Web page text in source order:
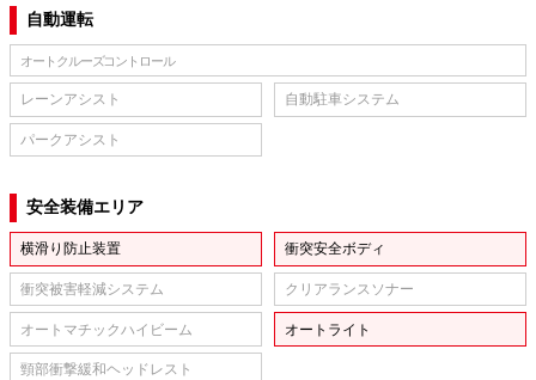
自動運転
オートクルーズコントロール
レーンアシスト 自動駐車システム
パークアシスト
安全装備エリア
横滑り防止装置 衝突安全ボディ
衝突被害軽減システム クリアランスソナー
オートマチックハイビーム オートライト
頸部衝撃緩和ヘッドレスト